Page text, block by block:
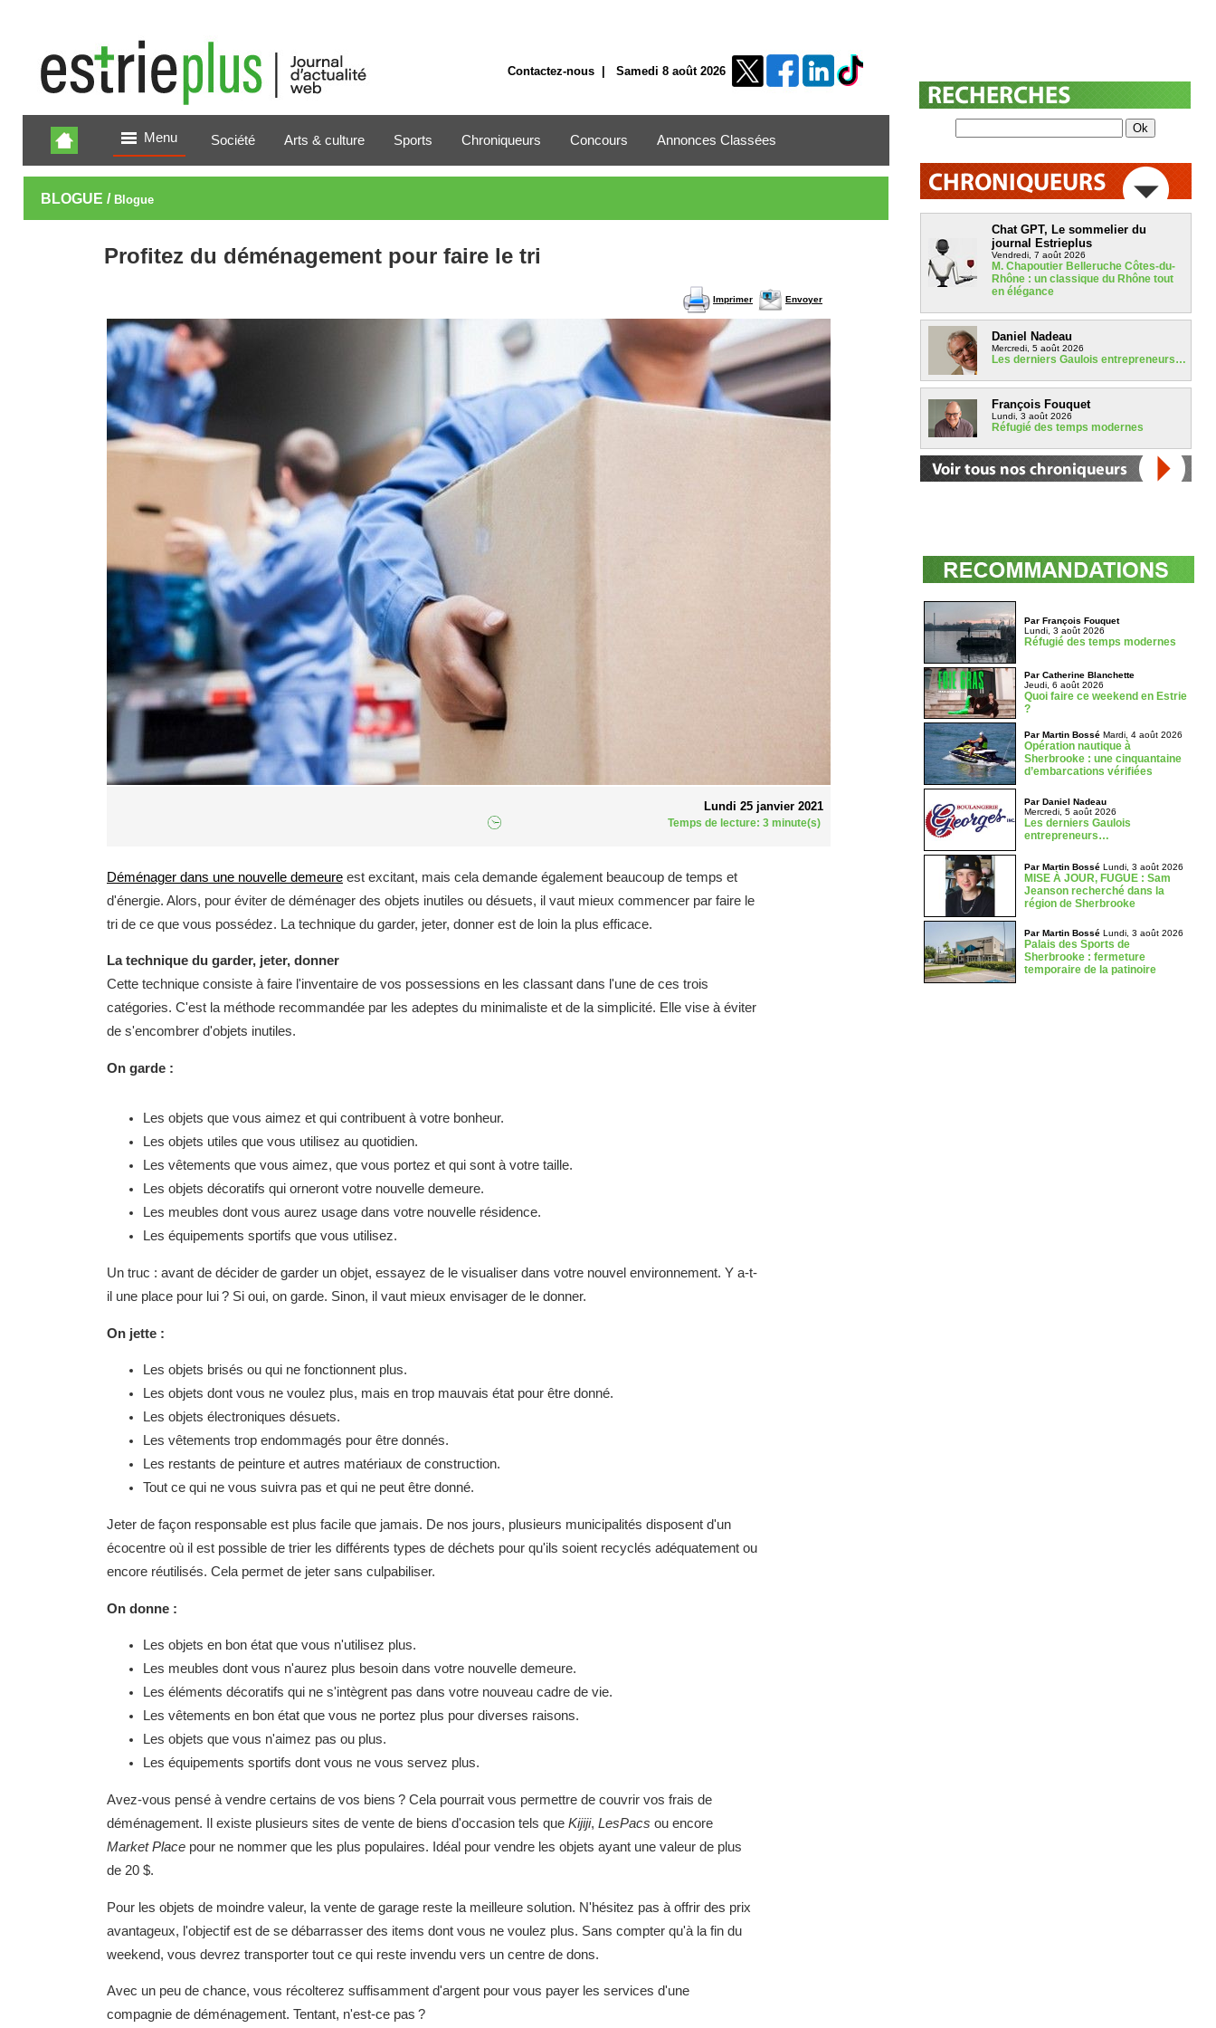
Contactez-nous| Samedi 8 août 2026
Menu Société Arts & culture Sports Chroniqueurs Concours Annonces Classées
BLOGUE / Blogue
Profitez du déménagement pour faire le tri
Imprimer Envoyer
Lundi 25 janvier 2021
Temps de lecture: 3 minute(s)
Déménager dans une nouvelle demeure est excitant, mais cela demande également beaucoup de temps et
d'énergie. Alors, pour éviter de déménager des objets inutiles ou désuets, il vaut mieux commencer par faire le
tri de ce que vous possédez. La technique du garder, jeter, donner est de loin la plus efficace.
La technique du garder, jeter, donner
Cette technique consiste à faire l'inventaire de vos possessions en les classant dans l'une de ces trois
catégories. C'est la méthode recommandée par les adeptes du minimaliste et de la simplicité. Elle vise à éviter
de s'encombrer d'objets inutiles.
On garde :
Les objets que vous aimez et qui contribuent à votre bonheur.
Les objets utiles que vous utilisez au quotidien.
Les vêtements que vous aimez, que vous portez et qui sont à votre taille.
Les objets décoratifs qui orneront votre nouvelle demeure.
Les meubles dont vous aurez usage dans votre nouvelle résidence.
Les équipements sportifs que vous utilisez.
Un truc : avant de décider de garder un objet, essayez de le visualiser dans votre nouvel environnement. Y a-t-
il une place pour lui ? Si oui, on garde. Sinon, il vaut mieux envisager de le donner.
On jette :
Les objets brisés ou qui ne fonctionnent plus.
Les objets dont vous ne voulez plus, mais en trop mauvais état pour être donné.
Les objets électroniques désuets.
Les vêtements trop endommagés pour être donnés.
Les restants de peinture et autres matériaux de construction.
Tout ce qui ne vous suivra pas et qui ne peut être donné.
Jeter de façon responsable est plus facile que jamais. De nos jours, plusieurs municipalités disposent d'un
écocentre où il est possible de trier les différents types de déchets pour qu'ils soient recyclés adéquatement ou
encore réutilisés. Cela permet de jeter sans culpabiliser.
On donne :
Les objets en bon état que vous n'utilisez plus.
Les meubles dont vous n'aurez plus besoin dans votre nouvelle demeure.
Les éléments décoratifs qui ne s'intègrent pas dans votre nouveau cadre de vie.
Les vêtements en bon état que vous ne portez plus pour diverses raisons.
Les objets que vous n'aimez pas ou plus.
Les équipements sportifs dont vous ne vous servez plus.
Avez-vous pensé à vendre certains de vos biens ? Cela pourrait vous permettre de couvrir vos frais de
déménagement. Il existe plusieurs sites de vente de biens d'occasion tels que Kijiji, LesPacs ou encore
Market Place pour ne nommer que les plus populaires. Idéal pour vendre les objets ayant une valeur de plus
de 20 $.
Pour les objets de moindre valeur, la vente de garage reste la meilleure solution. N'hésitez pas à offrir des prix
avantageux, l'objectif est de se débarrasser des items dont vous ne voulez plus. Sans compter qu'à la fin du
weekend, vous devrez transporter tout ce qui reste invendu vers un centre de dons.
Avec un peu de chance, vous récolterez suffisamment d'argent pour vous payer les services d'une
compagnie de déménagement. Tentant, n'est-ce pas ?
Chat GPT, Le sommelier du
journal Estrieplus
Vendredi, 7 août 2026
M. Chapoutier Belleruche Côtes-du-
Rhône : un classique du Rhône tout
en élégance
Daniel Nadeau
Mercredi, 5 août 2026
Les derniers Gaulois entrepreneurs…
François Fouquet
Lundi, 3 août 2026
Réfugié des temps modernes
Par François Fouquet
Lundi, 3 août 2026
Réfugié des temps modernes
Par Catherine Blanchette
Jeudi, 6 août 2026
Quoi faire ce weekend en Estrie
?
Par Martin BosséMardi, 4 août 2026
Opération nautique à
Sherbrooke : une cinquantaine
d’embarcations vérifiées
Par Daniel Nadeau
Mercredi, 5 août 2026
Les derniers Gaulois
entrepreneurs…
Par Martin BosséLundi, 3 août 2026
MISE À JOUR, FUGUE : Sam
Jeanson recherché dans la
région de Sherbrooke
Par Martin BosséLundi, 3 août 2026
Palais des Sports de
Sherbrooke : fermeture
temporaire de la patinoire